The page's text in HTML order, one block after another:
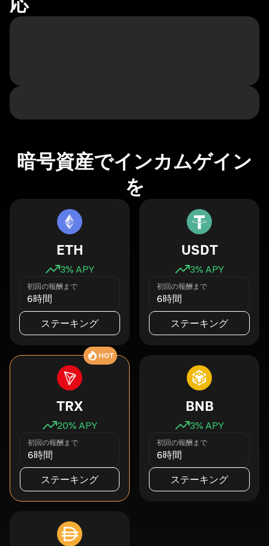
暗号資産でインカムゲイン
を
ETH
3% APY
初回の報酬まで
6時間
ステーキング
USDT
3% APY
初回の報酬まで
6時間
ステーキング
HOT
TRX
20% APY
初回の報酬まで
6時間
ステーキング
BNB
3% APY
初回の報酬まで
6時間
ステーキング